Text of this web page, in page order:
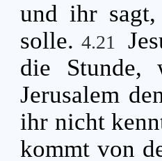
und ihr
solle.4.21
die Stunde,
Jerusalem
ihr nicht
kommt von